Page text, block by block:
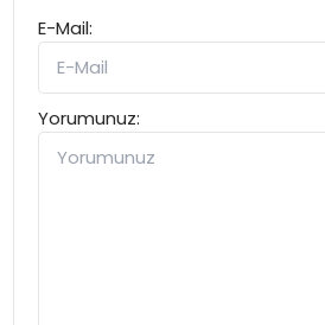
E-Mail:
Yorumunuz: